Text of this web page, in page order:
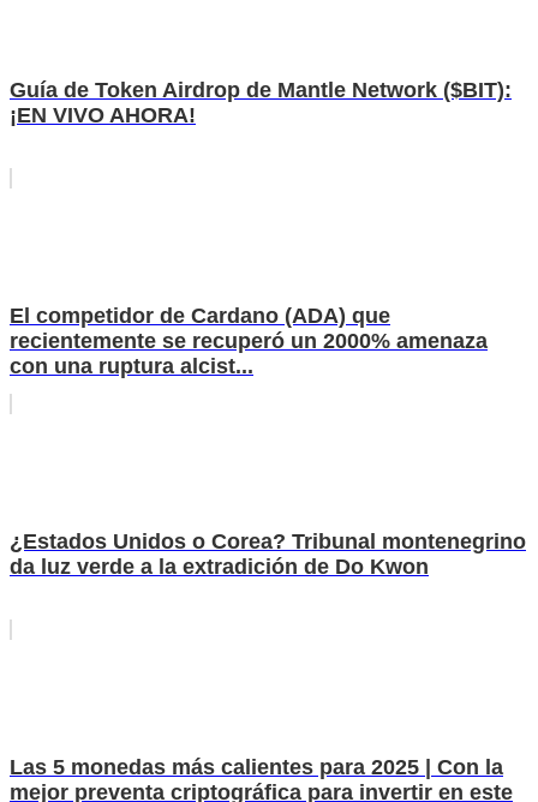
Guía de Token Airdrop de Mantle Network ($BIT):
¡EN VIVO AHORA!
El competidor de Cardano (ADA) que
recientemente se recuperó un 2000% amenaza
con una ruptura alcist...
¿Estados Unidos o Corea? Tribunal montenegrino
da luz verde a la extradición de Do Kwon
Las 5 monedas más calientes para 2025 | Con la
mejor preventa criptográfica para invertir en este